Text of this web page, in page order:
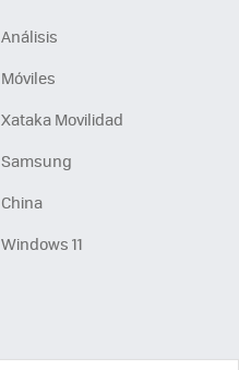
Análisis
Móviles
Xataka Movilidad
Samsung
China
Windows 11